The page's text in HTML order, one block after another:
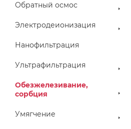
Обратный осмос
Электродеионизация
Нанофильтрация
Ультрафильтрация
Обезжелезивание,
сорбция
Умягчение